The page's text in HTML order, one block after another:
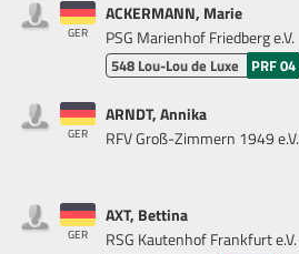
GER
ACKERMANN, Marie
PSG Marienhof Friedberg e.V.
548 Lou-Lou de Luxe PRF 04
GER
ARNDT, Annika
RFV Groß-Zimmern 1949 e.V.
GER
AXT, Bettina
RSG Kautenhof Frankfurt e.V.